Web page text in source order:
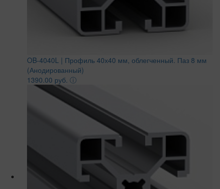
OB-4040L | Профиль 40х40 мм, облегченный. Паз 8 мм
(Анодированный)
1390.00 руб. ⓘ